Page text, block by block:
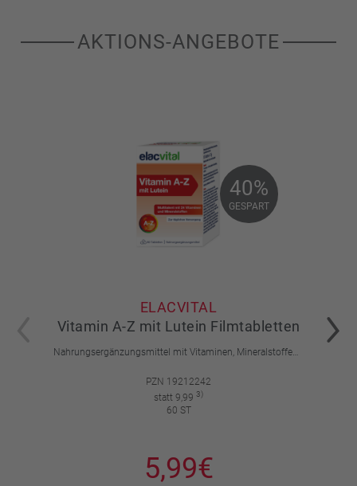
AKTIONS-ANGEBOTE
40%
GESPART
40%
GESPART
ELACVITAL
Vitamin A-Z mit Lutein Filmtabletten
Nahrungsergänzungsmittel mit Vitaminen, Mineralstoffen, Spurenelementen und Lutein.
PZN 19212242
statt 9,99 3)
60 ST
5,99€